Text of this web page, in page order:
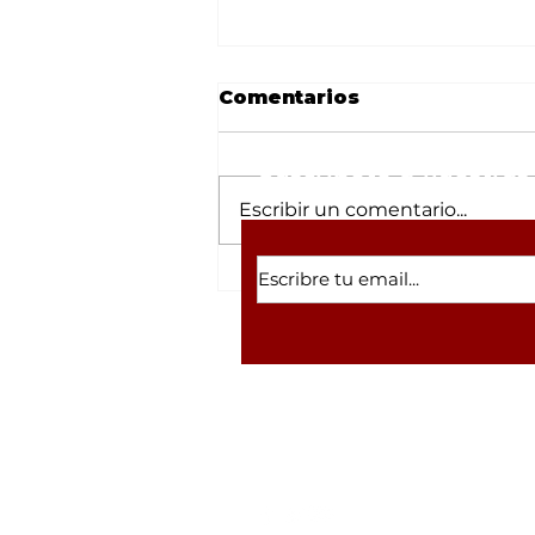
Susto en
supermercado de Los
moviliza a cuerpos de
Comentarios
Escribir un comentario...
Suscríbete a